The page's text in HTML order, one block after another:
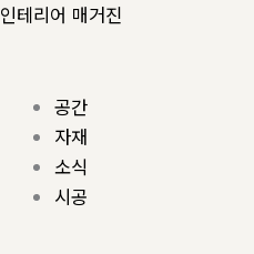
콘
인테리어 매거진
Menu
공간
자재
소식
시공